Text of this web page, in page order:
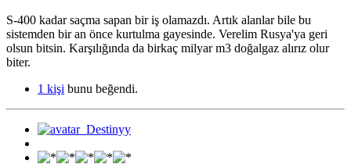
S-400 kadar saçma sapan bir iş olamazdı. Artık alanlar bile bu
sistemden bir an önce kurtulma gayesinde. Verelim Rusya'ya geri
olsun bitsin. Karşılığında da birkaç milyar m3 doğalgaz alırız olur
biter.
1 kişi bunu beğendi.